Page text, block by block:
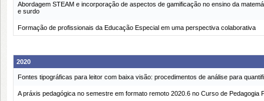
Abordagem STEAM e incorporação de aspectos de gamificação no ensino da
e surdo
Formação de profissionais da Educação Especial em uma perspectiva colaborativa
2020
Fontes tipográficas para leitor com baixa visão: procedimentos de análise para
A práxis pedagógica no semestre em formato remoto 2020.6 no Curso de Pedagogia